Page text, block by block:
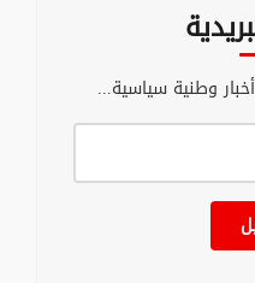
وطنية سياسية...